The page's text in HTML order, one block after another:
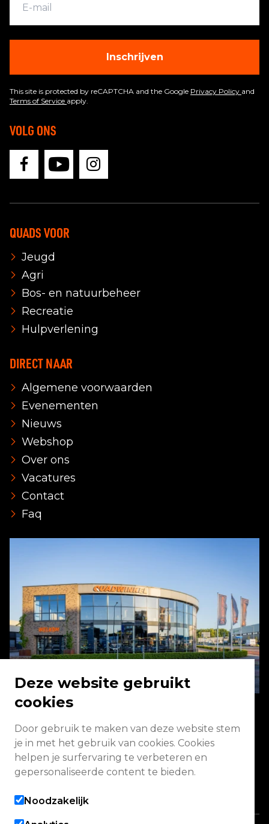
Inschrijven
This site is protected by reCAPTCHA and the Google Privacy Policy and
Terms of Service apply.
VOLG ONS
QUADS VOOR
Jeugd
Agri
Bos- en natuurbeheer
Recreatie
Hulpverlening
DIRECT NAAR
Algemene voorwaarden
Evenementen
Nieuws
Webshop
Over ons
Vacatures
Contact
Faq
Energieweg 2 3771 NA Barneveld
Vandaag geopend van 08:00 - 17:00
Deze website gebruikt
cookies
Door gebruik te maken van deze website stem
je in met het gebruik van cookies. Cookies
helpen je surfervaring te verbeteren en
gepersonaliseerde content te bieden.
Noodzakelijk